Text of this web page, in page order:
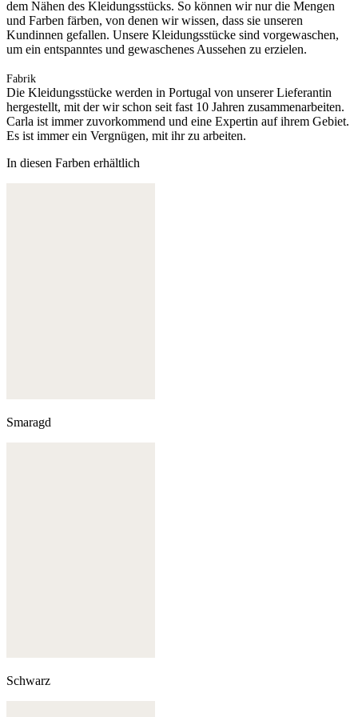
dem Nähen des Kleidungsstücks. So können wir nur die Mengen
und Farben färben, von denen wir wissen, dass sie unseren
Kundinnen gefallen. Unsere Kleidungsstücke sind vorgewaschen,
um ein entspanntes und gewaschenes Aussehen zu erzielen.
Fabrik
Die Kleidungsstücke werden in Portugal von unserer Lieferantin
hergestellt, mit der wir schon seit fast 10 Jahren zusammenarbeiten.
Carla ist immer zuvorkommend und eine Expertin auf ihrem Gebiet.
Es ist immer ein Vergnügen, mit ihr zu arbeiten.
In diesen Farben erhältlich
Smaragd
Schwarz